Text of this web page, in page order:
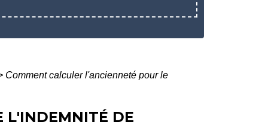
Comment calculer l'ancienneté pour le
L'INDEMNITÉ DE